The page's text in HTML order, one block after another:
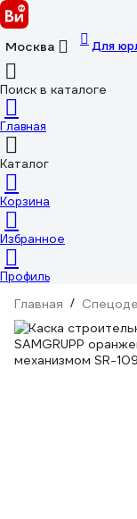
Москва Для
Поиск в каталоге
Главная
Каталог
Корзина
Избранное
Профиль
Главная /